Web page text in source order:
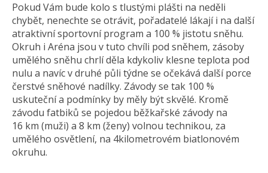
Pokud Vám bude kolo s tlustými plášti na neděli
chybět, nenechte se otrávit, pořadatelé lákají i na další
atraktivní sportovní program a 100 % jistotu sněhu.
Okruh i Aréna jsou v tuto chvíli pod sněhem, zásoby
umělého sněhu chrlí děla kdykoliv klesne teplota pod
nulu a navíc v druhé půli týdne se očekává další porce
čerstvé sněhové nadílky. Závody se tak 100 %
uskuteční a podmínky by měly být skvělé. Kromě
závodu fatbiků se pojedou běžkařské závody na
16 km (muži) a 8 km (ženy) volnou technikou, za
umělého osvětlení, na 4kilometrovém biatlonovém
okruhu.